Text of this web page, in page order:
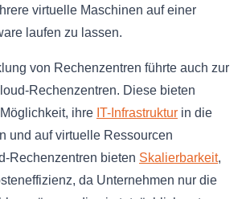
virtuelle Maschinen auf einer
laufen zu lassen.
von Rechenzentren führte auch zur
Rechenzentren. Diese bieten
ihre IT-Infrastruktur in die
und auf virtuelle Ressourcen
Rechenzentren bieten Skalierbarkeit,
da Unternehmen nur die